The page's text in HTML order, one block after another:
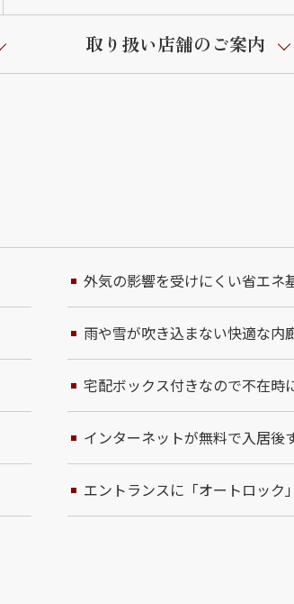
取り扱い店舗のご案内
外気の影響を受けにくい省エネ
雨や雪が吹き込まない快適な内
宅配ボックス付きなので不在時
インターネットが無料で入居後
エントランスに「オートロック